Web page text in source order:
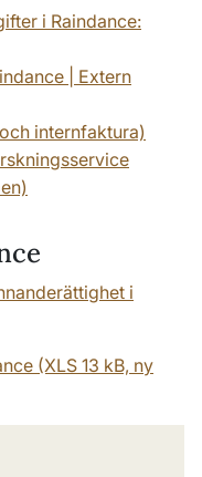
i Raindance:
| Extern
internfaktura)
i
(XLS 13 kB, ny